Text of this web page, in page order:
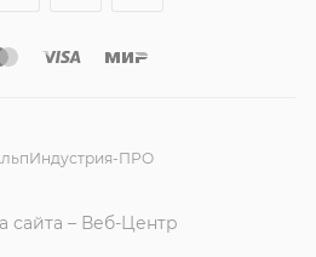
ПРО
сайта – Веб-Центр